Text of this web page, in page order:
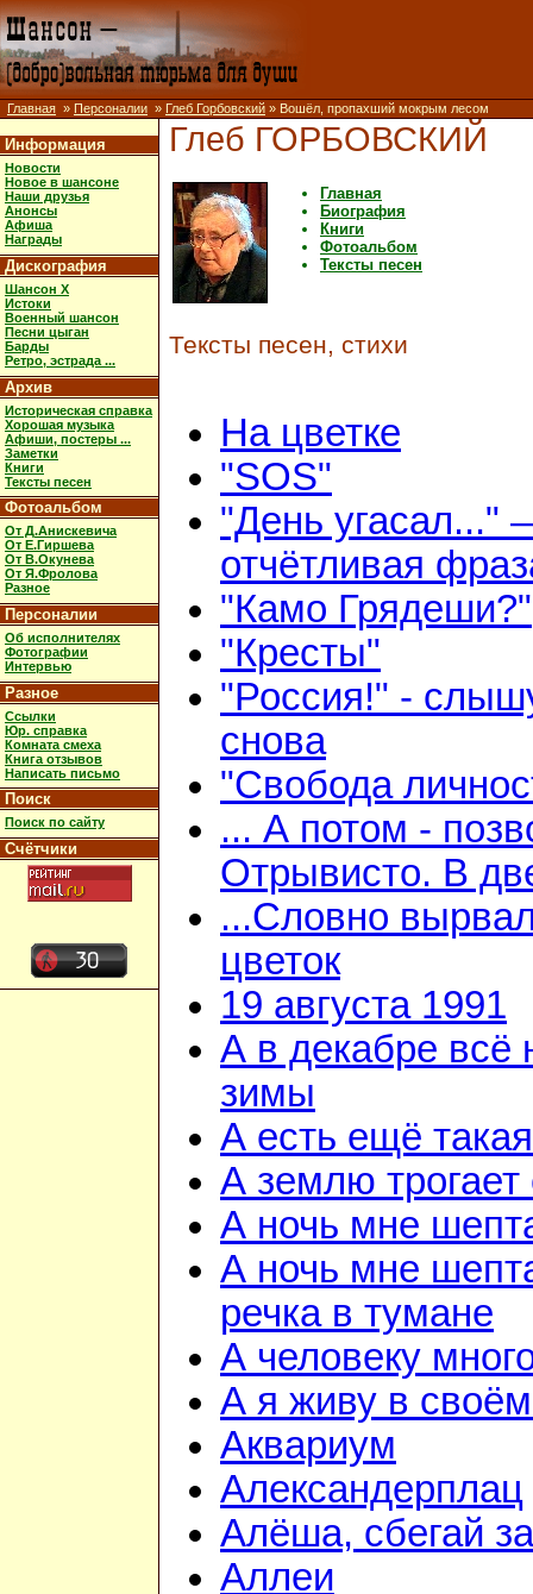
Главная » Персоналии » Глеб Горбовский » Вошёл, пропахший мокрым лесом
Информация
Новости
Новое в шансоне
Наши друзья
Анонсы
Афиша
Награды
Дискография
Шансон X
Истоки
Военный шансон
Песни цыган
Барды
Ретро, эстрада ...
Архив
Историческая справка
Хорошая музыка
Афиши, постеры ...
Заметки
Книги
Тексты песен
Фотоальбом
От Д.Анискевича
От Е.Гиршева
От В.Окунева
От Я.Фролова
Разное
Персоналии
Об исполнителях
Фотографии
Интервью
Разное
Ссылки
Юр. справка
Комната смеха
Книга отзывов
Написать письмо
Поиск
Поиск по сайту
Счётчики
Глеб ГОРБОВСКИЙ
Главная
Биография
Книги
Фотоальбом
Тексты песен
Тексты песен, стихи
На цветке
"SOS"
"День угасал..."
отчётливая
"Камо Грядеши?"
"Кресты"
"Россия!" -
снова
"Свобода
... А потом -
Отрывисто. В
...Словно
цветок
19 августа 1991
А в декабре всё
зимы
А есть ещё
А землю трогает
А ночь мне
А ночь мне
речка в тумане
А человеку
А я живу в своём
Аквариум
Александерплац
Алёша, сбегай
Аллеи